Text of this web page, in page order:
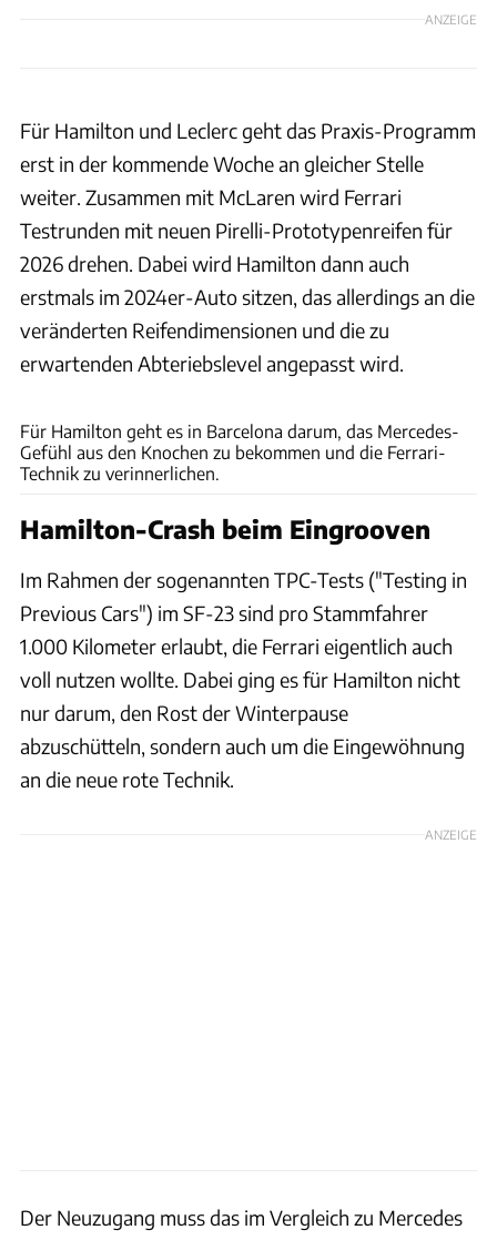
ANZEIGE
Für Hamilton und Leclerc geht das Praxis-Programm
erst in der kommende Woche an gleicher Stelle
weiter. Zusammen mit McLaren wird Ferrari
Testrunden mit neuen Pirelli-Prototypenreifen für
2026 drehen. Dabei wird Hamilton dann auch
erstmals im 2024er-Auto sitzen, das allerdings an die
veränderten Reifendimensionen und die zu
erwartenden Abteriebslevel angepasst wird.
Für Hamilton geht es in Barcelona darum, das Mercedes-
Gefühl aus den Knochen zu bekommen und die Ferrari-
Technik zu verinnerlichen.
Hamilton-Crash beim Eingrooven
Im Rahmen der sogenannten TPC-Tests ("Testing in
Previous Cars") im SF-23 sind pro Stammfahrer
1.000 Kilometer erlaubt, die Ferrari eigentlich auch
voll nutzen wollte. Dabei ging es für Hamilton nicht
nur darum, den Rost der Winterpause
abzuschütteln, sondern auch um die Eingewöhnung
an die neue rote Technik.
ANZEIGE
Der Neuzugang muss das im Vergleich zu Mercedes